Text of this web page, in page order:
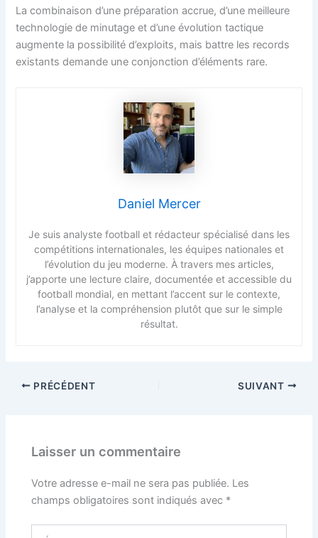
La combinaison d’une préparation accrue, d’une meilleure
technologie de minutage et d’une évolution tactique
augmente la possibilité d’exploits, mais battre les records
existants demande une conjonction d’éléments rare.
Daniel Mercer
Je suis analyste football et rédacteur spécialisé dans les
compétitions internationales, les équipes nationales et
l’évolution du jeu moderne. À travers mes articles,
j’apporte une lecture claire, documentée et accessible du
football mondial, en mettant l’accent sur le contexte,
l’analyse et la compréhension plutôt que sur le simple
résultat.
PRÉCÉDENT SUIVANT
Laisser un commentaire
Votre adresse e-mail ne sera pas publiée. Les
champs obligatoires sont indiqués avec *